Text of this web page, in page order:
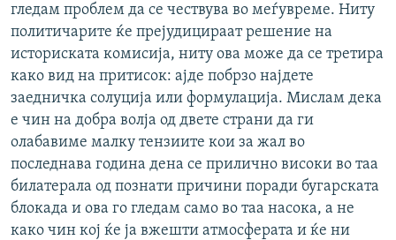
гледам проблем да се чествува во меѓувреме. Ниту
политичарите ќе прејудицираат решение на
историската комисија, ниту ова може да се третира
како вид на притисок: ајде побрзо најдете
заедничка солуција или формулација. Мислам дека
е чин на добра волја од двете страни да ги
олабавиме малку тензиите кои за жал во
последнава година дена се прилично високи во таа
билатерала од познати причини поради бугарската
блокада и ова го гледам само во таа насока, а не
како чин кој ќе ја вжешти атмосферата и ќе ни